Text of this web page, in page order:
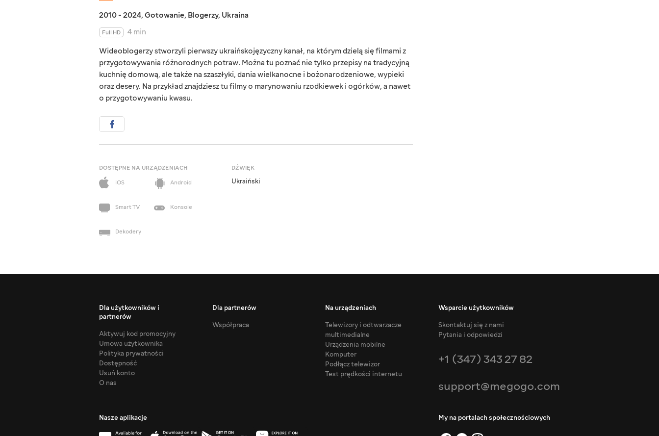
2010 - 2024, Gotowanie, Blogerzy, Ukraina
Full HD
4 min
Wideoblogerzy stworzyli pierwszy ukraińskojęzyczny kanał, na którym dzielą się filmami z
przygotowywania różnorodnych potraw. Można tu poznać nie tylko przepisy na tradycyjną
kuchnię domową, ale także na szaszłyki, dania wielkanocne i bożonarodzeniowe, wypieki
oraz desery. Na przykład znajdziesz tu filmy o marynowaniu rzodkiewek i ogórków, a nawet
o przygotowywaniu kwasu.
DOSTĘPNE NA URZĄDZENIACH
iOS
Android
Smart TV Konsole
Dekodery
DŹWIĘK
Ukraiński
Dla użytkowników i
partnerów
Aktywuj kod promocyjny
Umowa użytkownika
Polityka prywatności
Dostępność
Usuń konto
O nas
Dla partnerów
Współpraca
Na urządzeniach
Telewizory i odtwarzacze
multimedialne
Urządzenia mobilne
Komputer
Podłącz telewizor
Test prędkości internetu
Wsparcie użytkowników
Skontaktuj się z nami
Pytania i odpowiedzi
+1 (347) 343 27 82
support@megogo.com
Nasze aplikacje My na portalach społecznościowych